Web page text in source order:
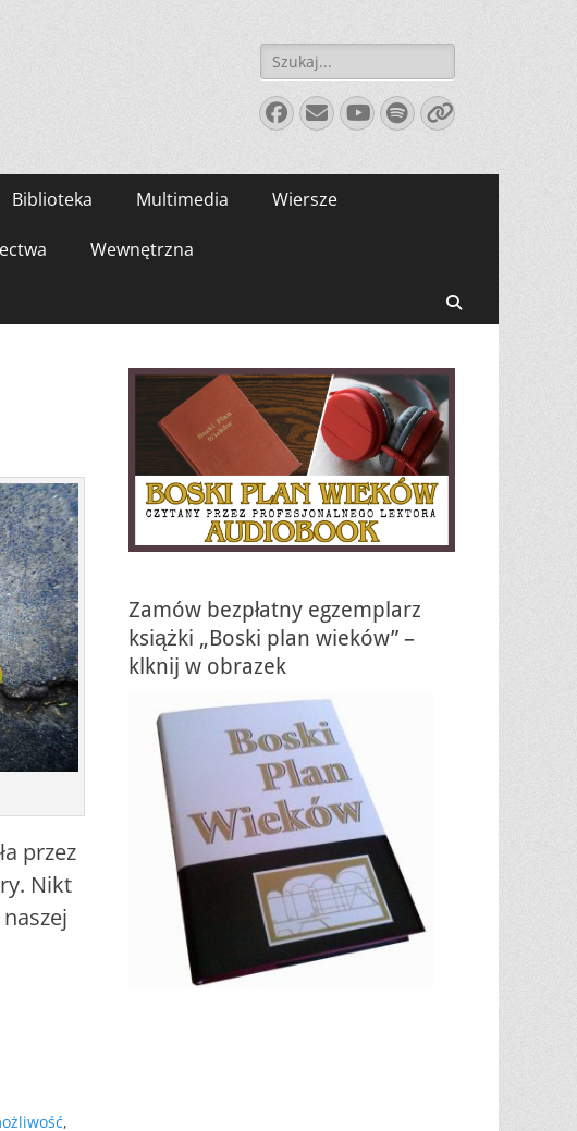
Szukaj:
Facebook
E-
mail
YouTube
Spotify
Link
Biblioteka Multimedia Wiersze
Wewnętrzna
przez
Nikt
,
Zamów bezpłatny egzemplarz
książki „Boski plan wieków” –
klknij w obrazek